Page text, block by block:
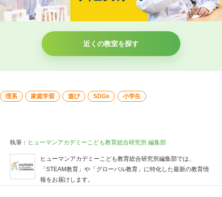
近くの教室を探す
理系 家庭学習 遊び SDGs 小学生
執筆： ヒューマンアカデミーこども教育総合研究所 編集部
ヒューマンアカデミーこども教育総合研究所編集部では、
「STEAM教育」や「グローバル教育」に特化した最新の教育情
報をお届けします。